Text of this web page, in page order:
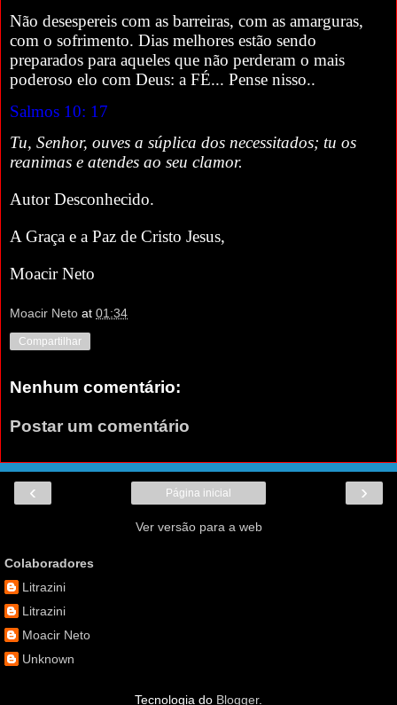
Não desespereis com as barreiras, com as amarguras,
com o sofrimento. Dias melhores estão sendo
preparados para aqueles que não perderam o mais
poderoso elo com Deus: a FÉ... Pense nisso..
Salmos 10: 17
Tu, Senhor, ouves a súplica dos necessitados; tu os
reanimas e atendes ao seu clamor.
Autor Desconhecido.
A Graça e a Paz de Cristo Jesus,
Moacir Neto
Moacir Neto at 01:34
Compartilhar
Nenhum comentário:
Postar um comentário
‹ ›
Página inicial
Ver versão para a web
Colaboradores
Litrazini
Litrazini
Moacir Neto
Unknown
Tecnologia do Blogger.